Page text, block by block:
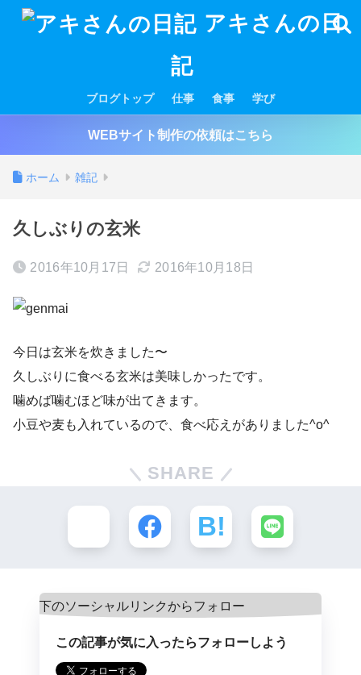
アキさんの日
記
ブログトップ 仕事 食事 学び
WEBサイト制作の依頼はこちら
ホーム 雑記
久しぶりの玄米
2016年10月17日 2016年10月18日
今日は玄米を炊きました〜
久しぶりに食べる玄米は美味しかったです。
噛めば噛むほど味が出てきます。
小豆や麦も入れているので、食べ応えがありました^o^
SHARE
この記事が気に入ったらフォローしよう